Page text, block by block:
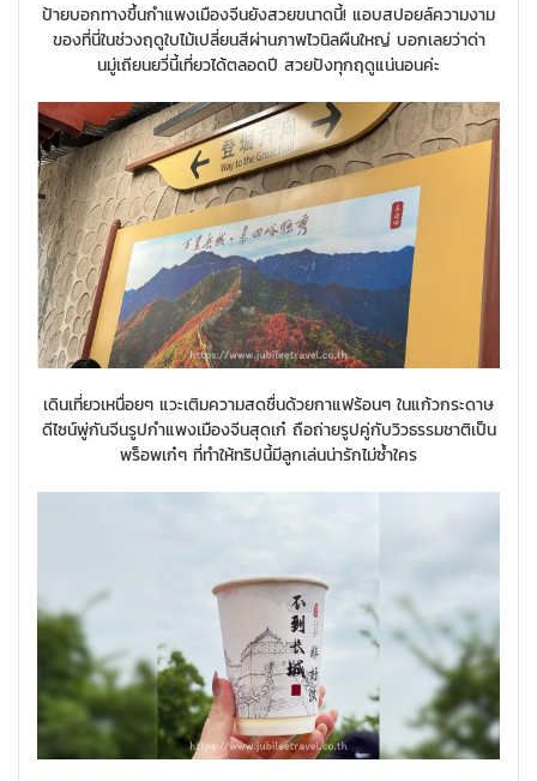
ป้ายบอกทางขึ้นกำแพงเมืองจีนยังสวยขนาดนี้! แอบสปอยล์ความงาม
ของที่นี่ในช่วงฤดูใบไม้เปลี่ยนสีผ่านภาพไวนิลผืนใหญ่ บอกเลยว่าด่า
นมู่เถียนยวี่นี้เที่ยวได้ตลอดปี สวยปังทุกฤดูแน่นอนค่ะ
เดินเที่ยวเหนื่อยๆ แวะเติมความสดชื่นด้วยกาแฟร้อนๆ ในแก้วกระดาษ
ดีไซน์พู่กันจีนรูปกำแพงเมืองจีนสุดเก๋ ถือถ่ายรูปคู่กับวิวธรรมชาติเป็น
พร็อพเก๋ๆ ที่ทำให้ทริปนี้มีลูกเล่นน่ารักไม่ซ้ำใคร